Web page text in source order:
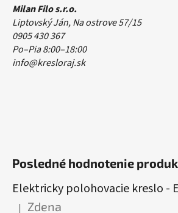
Milan Filo s.r.o.
Liptovský Ján, Na ostrove 57/15
0905 430 367
Po–Pia 8:00–18:00
info@kresloraj.sk
Posledné hodnotenie
Elektricky polohovacie kreslo -
| Zdena